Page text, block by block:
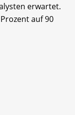
erwartet.
auf 90